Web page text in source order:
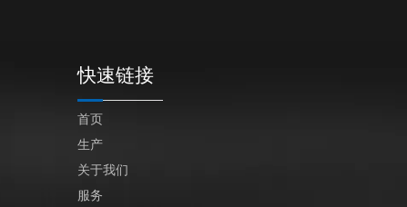
快速链接
首页
生产
关于我们
服务